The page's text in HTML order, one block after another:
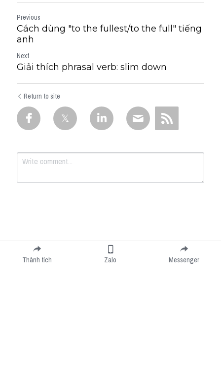
Previous
Cách dùng "to the fullest/to the full" tiếng
anh
Next
Giải thích phrasal verb: slim down
Return to site
Submit
Thành tích Zalo Messenger